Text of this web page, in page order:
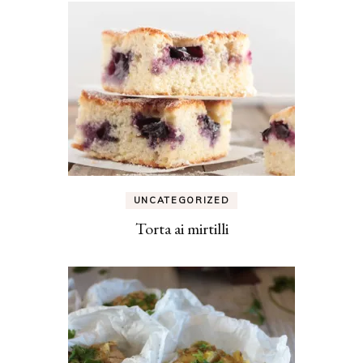
UNCATEGORIZED
Torta ai mirtilli